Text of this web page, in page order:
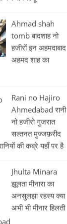
Ahmad shah
tomb बादशाह नो
हजीरों इन अहमदाबाद
अहमद शाह का
Rani no Hajiro
Ahmedabad रानी
नो हजीरो गुजरात
सल्तनत मुज्जफ़रीद
की कब्रे यहाँ पर है
Jhulta Minara
झूलता मीनारा का
अनसुलझा रहस्य क्या
अभी भी मीनार हिलती